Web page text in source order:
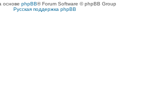
основе phpBB® Forum Software © phpBB Group
Русская поддержка phpBB